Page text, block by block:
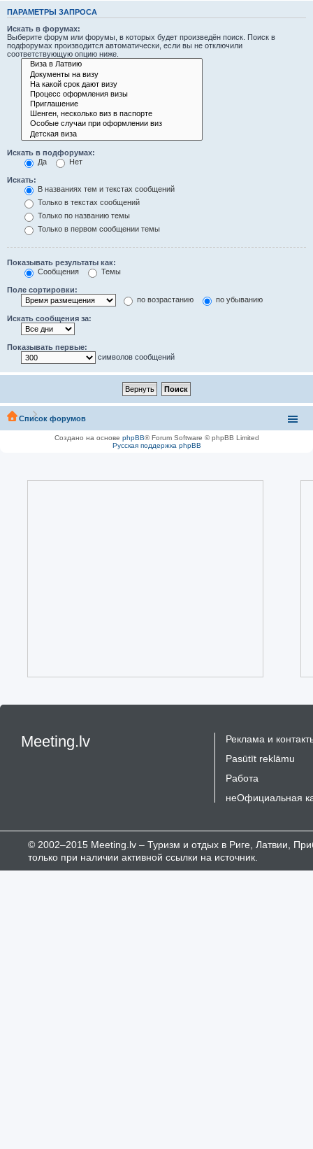
ПАРАМЕТРЫ ЗАПРОСА
Искать в форумах:
Выберите форум или форумы, в которых будет произведён поиск. Поиск в
подфорумах производится автоматически, если вы не отключили
соответствующую опцию ниже.
Искать в подфорумах:
Да
Нет
Искать:
В названиях тем и текстах сообщений
Только в текстах сообщений
Только по названию темы
Только в первом сообщении темы
Показывать результаты как:
Сообщения
Темы
Поле сортировки:
по возрастанию
по убыванию
Искать сообщения за:
Показывать первые:
символов сообщений
Список форумов
Создано на основе phpBB® Forum Software © phpBB Limited
Русская поддержка phpBB
Meeting.lv
Реклама и
Pasūtīt reklāmu
Работа
неОфициальная
© 2002–2015 Meeting.lv – Туризм и отдых в Риге, Латвии,
только при наличии активной ссылки на источник.